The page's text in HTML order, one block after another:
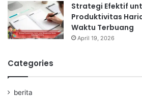
Strategi Efektif
Produktivitas
Waktu Terbuang
April 19, 2026
Categories
berita